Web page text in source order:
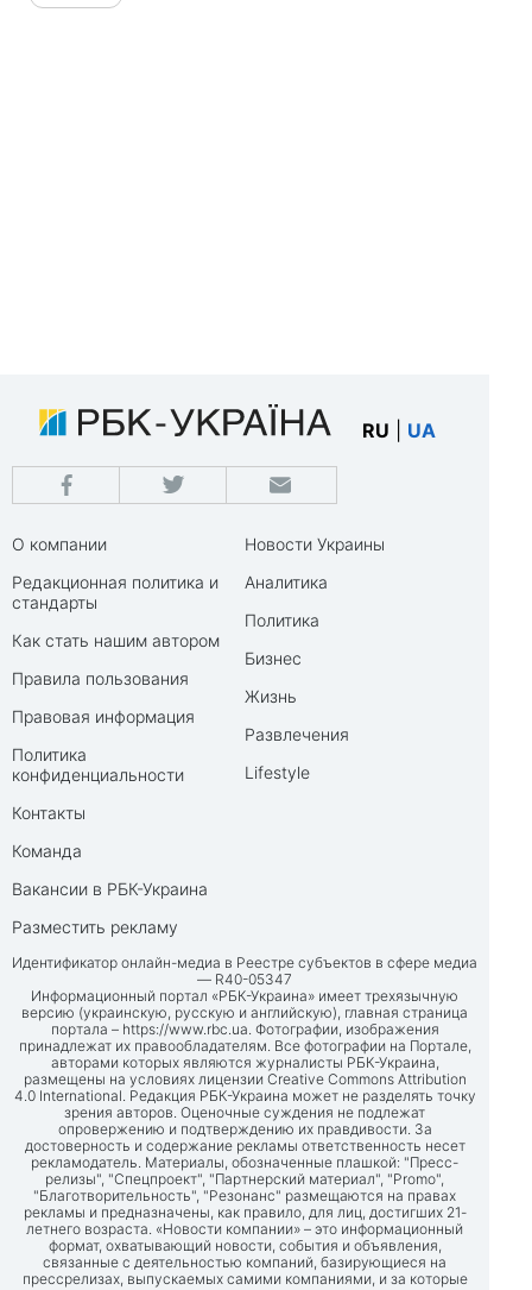
RU UA
О компании
Редакционная политика и
стандарты
Как стать нашим автором
Правила пользования
Правовая информация
Политика
конфиденциальности
Контакты
Команда
Вакансии в РБК-Украина
Разместить рекламу
Новости Украины
Аналитика
Политика
Бизнес
Жизнь
Развлечения
Lifestyle
Идентификатор онлайн-медиа в Реестре субъектов в сфере медиа
— R40-05347
Информационный портал «РБК-Украина» имеет трехязычную
версию (украинскую, русскую и английскую), главная страница
портала – https://www.rbc.ua. Фотографии, изображения
принадлежат их правообладателям. Все фотографии на Портале,
авторами которых являются журналисты РБК-Украина,
размещены на условиях лицензии Creative Commons Attribution
4.0 International. Редакция РБК-Украина может не разделять точку
зрения авторов. Оценочные суждения не подлежат
опровержению и подтверждению их правдивости. За
достоверность и содержание рекламы ответственность несет
рекламодатель. Материалы, обозначенные плашкой: "Пресс-
релизы", "Спецпроект", "Партнерский материал", "Promo",
"Благотворительность", "Резонанс" размещаются на правах
рекламы и предназначены, как правило, для лиц, достигших 21-
летнего возраста. «Новости компании» – это информационный
формат, охватывающий новости, события и объявления,
связанные с деятельностью компаний, базирующиеся на
прессрелизах, выпускаемых самими компаниями, и за которые